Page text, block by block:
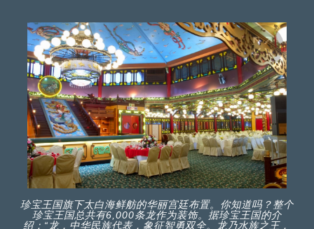
珍宝王国旗下太白海鲜舫的华丽宫廷布置。你知道吗？整个
珍宝王国总共有6,000条龙作为装饰。据珍宝王国的介
绍：“龙，中华民族代表，象征智勇双全。龙乃水族之王，